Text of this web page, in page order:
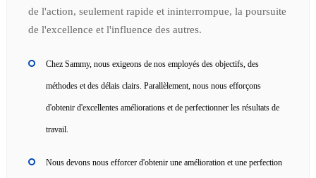
de l'action, seulement rapide et ininterrompue, la poursuite
de l'excellence et l'influence des autres.
Chez Sammy, nous exigeons de nos employés des objectifs, des
méthodes et des délais clairs. Parallèlement, nous nous efforçons
d'obtenir d'excellentes améliorations et de perfectionner les résultats de
travail.
Nous devons nous efforcer d'obtenir une amélioration et une perfection